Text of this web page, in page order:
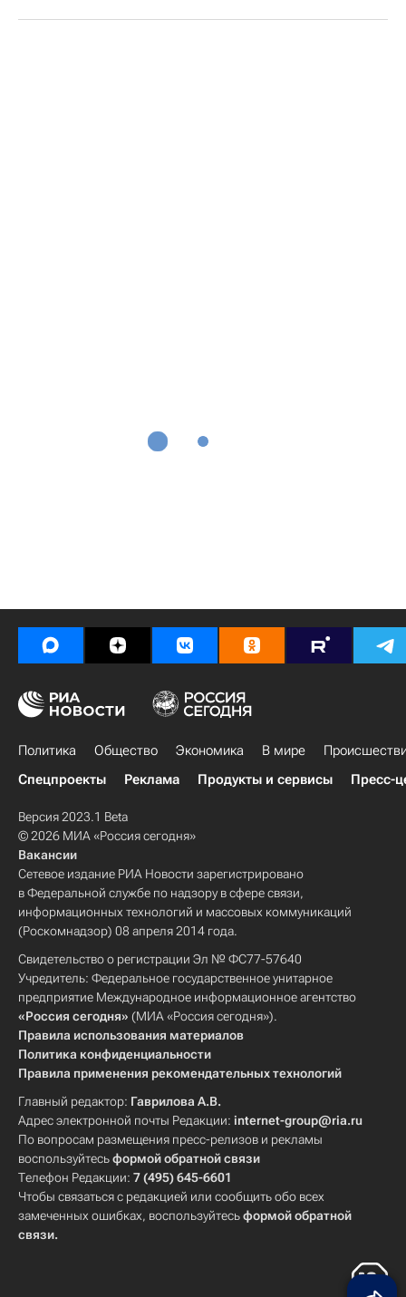
Политика Общество Экономика В мире
Спецпроекты
Реклама Продукты и сервисы Пресс-
Версия 2023.1 Beta
© 2026 МИА «Россия сегодня»
Вакансии
Сетевое издание РИА Новости зарегистрировано
в Федеральной службе по надзору в сфере связи,
информационных технологий и массовых коммуникаций
(Роскомнадзор) 08 апреля 2014 года.
Свидетельство о регистрации Эл № ФС77-57640
Учредитель: Федеральное государственное унитарное
предприятие Международное информационное агентство
«Россия сегодня» (МИА «Россия сегодня»).
Правила использования материалов
Политика конфиденциальности
Правила применения рекомендательных технологий
Главный редактор: Гаврилова А.В.
Адрес электронной почты Редакции: internet-group@ria.ru
По вопросам размещения пресс-релизов и рекламы
воспользуйтесьформой обратной связи
Телефон Редакции: 7 (495) 645-6601
Чтобы связаться с редакцией или сообщить обо всех
замеченных ошибках, воспользуйтесьформой обратной
связи.